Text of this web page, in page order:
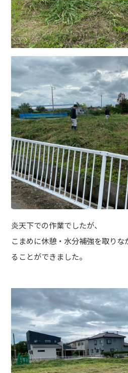
炎天下での作業でしたが、
こまめに休憩・水分補強を取り
ることができました。